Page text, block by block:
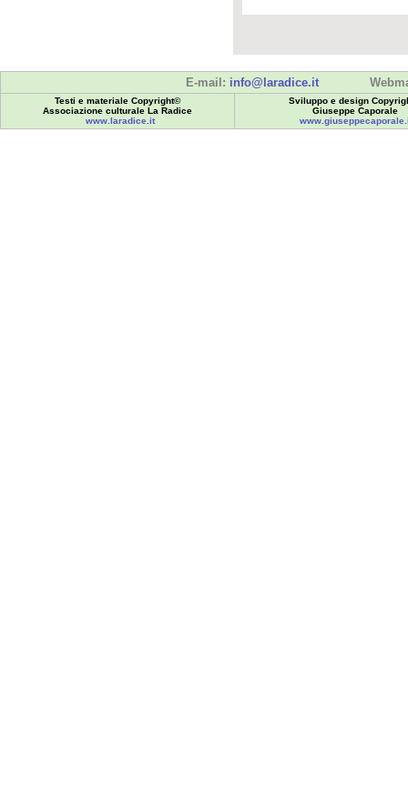
E-mail: info@laradice.it
Testi e materiale Copyright©
Associazione culturale La Radice
www.laradice.it
Sviluppo e design
Giuseppe Caporale